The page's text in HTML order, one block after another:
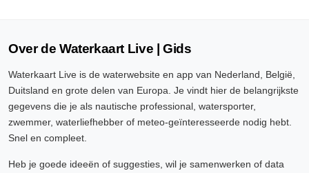
Over de Waterkaart Live | Gids
Waterkaart Live is de waterwebsite en app van Nederland, België,
Duitsland en grote delen van Europa. Je vindt hier de belangrijkste
gegevens die je als nautische professional, watersporter,
zwemmer, waterliefhebber of meteo-geïnteresseerde nodig hebt.
Snel en compleet.
Heb je goede ideeën of suggesties, wil je samenwerken of data